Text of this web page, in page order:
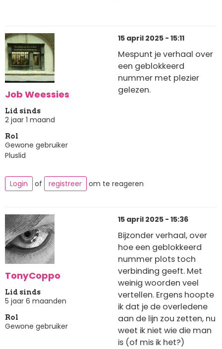
Job Weessies
Lid sinds
2 jaar 1 maand
Rol
Gewone gebruiker
Pluslid
15 april 2025 - 15:11
Mespunt je verhaal over
een geblokkeerd
nummer met plezier
gelezen.
Login of registreer om te reageren
TonyCoppo
Lid sinds
5 jaar 6 maanden
Rol
Gewone gebruiker
15 april 2025 - 15:36
Bijzonder verhaal, over
hoe een geblokkeerd
nummer plots toch
verbinding geeft. Met
weinig woorden veel
vertellen. Ergens hoopte
ik dat je de overledene
aan de lijn zou zetten, nu
weet ik niet wie die man
is (of mis ik het?)